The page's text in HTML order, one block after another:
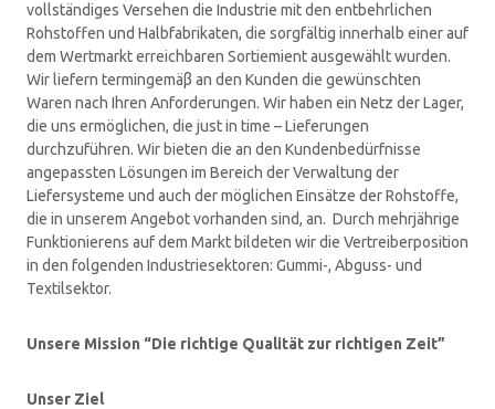
vollständiges Versehen die Industrie mit den entbehrlichen
Rohstoffen und Halbfabrikaten, die sorgfältig innerhalb einer auf
dem Wertmarkt erreichbaren Sortiemient ausgewählt wurden.
Wir liefern termingemäβ an den Kunden die gewünschten
Waren nach Ihren Anforderungen. Wir haben ein Netz der Lager,
die uns ermöglichen, die just in time – Lieferungen
durchzuführen. Wir bieten die an den Kundenbedürfnisse
angepassten Lösungen im Bereich der Verwaltung der
Liefersysteme und auch der möglichen Einsätze der Rohstoffe,
die in unserem Angebot vorhanden sind, an. Durch mehrjährige
Funktionierens auf dem Markt bildeten wir die Vertreiberposition
in den folgenden Industriesektoren: Gummi-, Abguss- und
Textilsektor.
Unsere Mission “Die richtige Qualität zur richtigen Zeit”
Unser Ziel